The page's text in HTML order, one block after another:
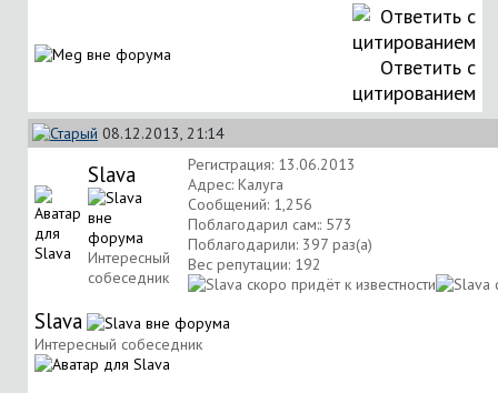
Ответить с
цитированием
08.12.2013, 21:14
Slava
Интересный
собеседник
Регистрация: 13.06.2013
Адрес: Калуга
Сообщений: 1,256
Поблагодарил сам:: 573
Поблагодарили: 397 раз(а)
Вес репутации: 192
Slava
Интересный собеседник